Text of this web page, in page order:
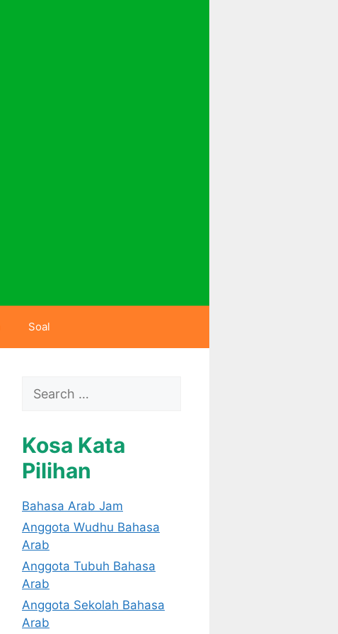
Soal
for:
Kosa Kata
Pilihan
Bahasa Arab Jam
Anggota Wudhu Bahasa
Arab
Anggota Tubuh Bahasa
Arab
Anggota Sekolah Bahasa
Arab